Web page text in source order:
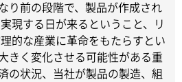
り前の段階で、製品が作成され
現する日が来るということ、リ
的な産業に革命をもたらすとい
きく変化させる可能性がある重
の状況、当社が製品の製造、組